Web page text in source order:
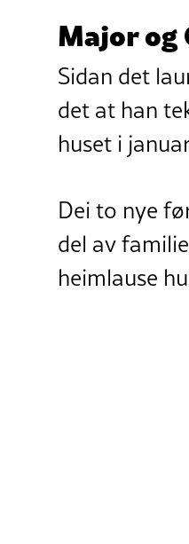
Major og
Sidan det
det at han
huset i
Dei to nye
del av
heimlause